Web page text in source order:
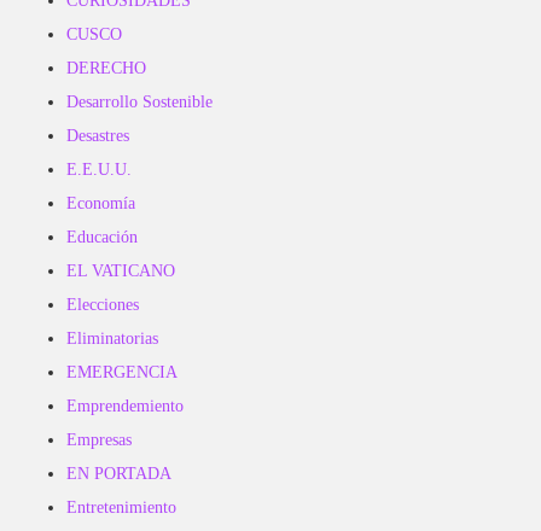
CUSCO
DERECHO
Desarrollo Sostenible
Desastres
E.E.U.U.
Economía
Educación
EL VATICANO
Elecciones
Eliminatorias
EMERGENCIA
Emprendemiento
Empresas
EN PORTADA
Entretenimiento